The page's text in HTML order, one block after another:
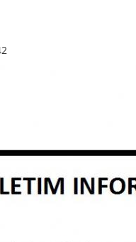
E